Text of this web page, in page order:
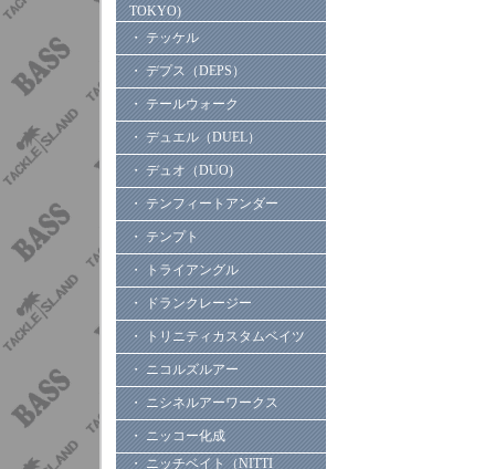
TOKYO)
・ テッケル
・ デプス（DEPS）
・ テールウォーク
・ デュエル（DUEL）
・ デュオ（DUO)
・ テンフィートアンダー
・ テンプト
・ トライアングル
・ ドランクレージー
・ トリニティカスタムベイツ
・ ニコルズルアー
・ ニシネルアーワークス
・ ニッコー化成
・ ニッチベイト（NITTI